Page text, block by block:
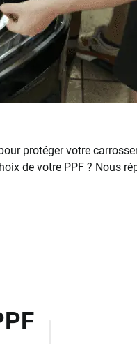
protéger votre
de votre PPF ? Nous